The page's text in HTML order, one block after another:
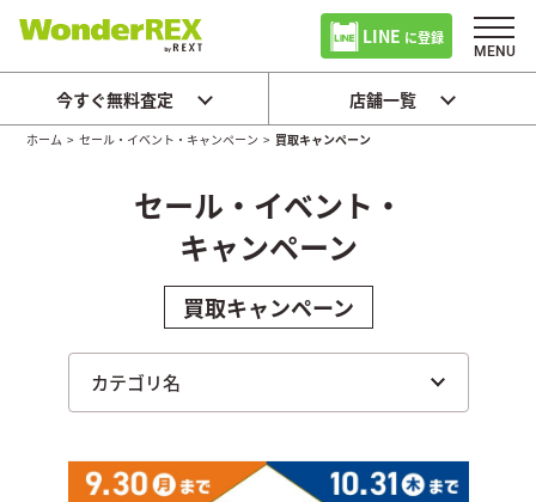
LINE に登録
今すぐ無料査定 店舗一覧
ホーム >セール・イベント・キャンペーン > 買取キャンペーン
セール・イベント・
キャンペーン
買取キャンペーン